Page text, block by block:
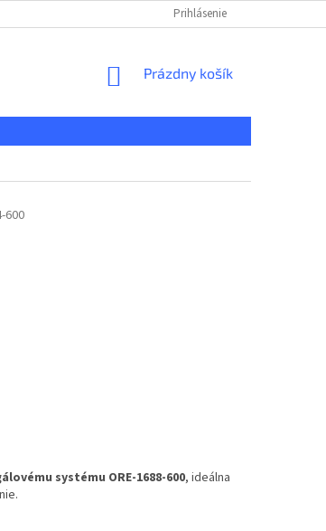
DOPRAVA A PLATBA
Prihlásenie
NÁKUPNÝ
Prázdny košík
600
systému ORE-1688-600, ideálna